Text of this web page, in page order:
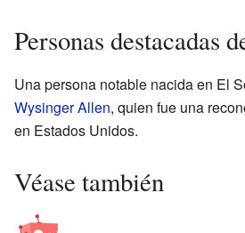
Personas destacadas
Una persona notable nacida en El
Wysinger Allen, quien fue una
en Estados Unidos.
Véase también